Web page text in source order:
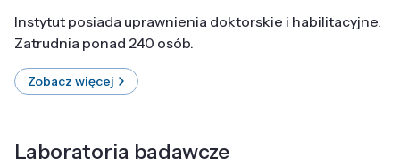
Instytut posiada uprawnienia doktorskie i habilitacyjne.
Zatrudnia ponad 240 osób.
Zobacz więcej
Laboratoria badawcze